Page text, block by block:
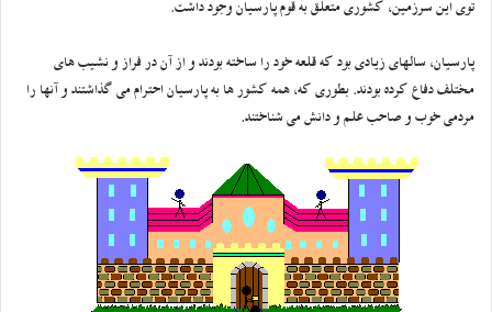
توی این سرزمین، کشوری متعلق به قوم پارسیان وجود داشت.
پارسیان، سالهای زیادی بود که قلعه خود را ساخته بودند و از آن در فراز و نشیب های
مختلف دفاع کرده بودند. بطوری که، همه کشور ها به پارسیان احترام می گذاشتند و آنها را
مردمی خوب و صاحب علم و دانش می شناختند.